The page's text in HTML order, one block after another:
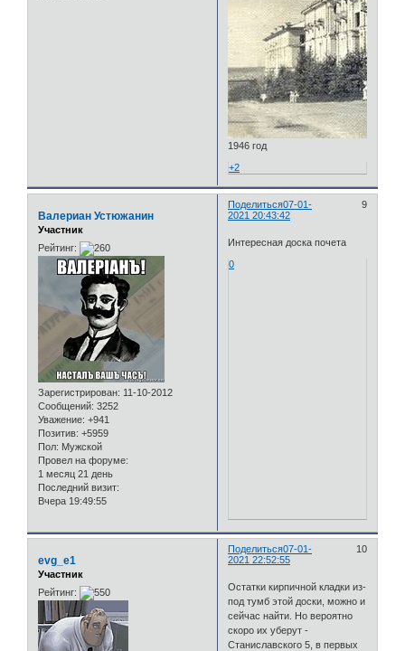
1946 год
+2
Поделиться 9
07-01-
2021 20:43:42
Валериан Устюжанин
Участник
Рейтинг:
Зарегистрирован: 11-10-2012
Сообщений: 3252
Уважение: +941
Позитив: +5959
Пол: Мужской
Провел на форуме:
1 месяц 21 день
Последний визит:
Вчера 19:49:55
Интересная доска почета
0
Поделиться 10
07-01-
2021 22:52:55
evg_e1
Участник
Рейтинг:
Остатки кирпичной кладки из-
под тумб этой доски, можно и
сейчас найти. Но вероятно
скоро их уберут -
Станиславского 5, в первых